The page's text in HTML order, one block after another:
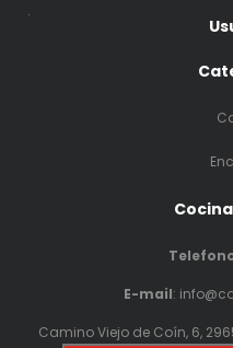
.
E-mail:
Camino Viejo de Coín, 6,